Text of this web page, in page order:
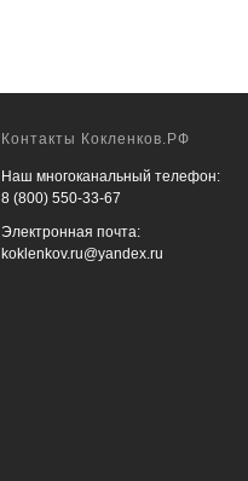
Контакты Кокленков.РФ
Наш многоканальный телефон:
8 (800) 550-33-67
Электронная почта:
koklenkov.ru@yandex.ru